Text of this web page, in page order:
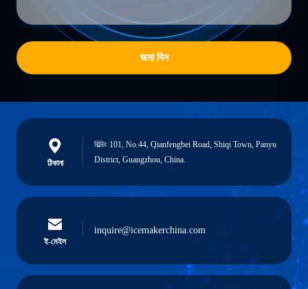
জমা দিন
ঠিকানা
বিল্ডিং 101, No.44, Qianfengbei Road, Shiqi Town, Panyu
District, Guangzhou, China.
ই-মেইল
inquire@icemakerchina.com